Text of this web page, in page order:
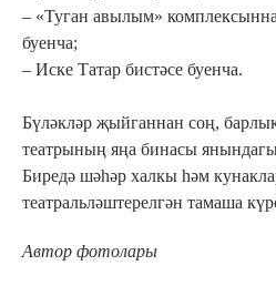
– «Туган авылым»
буенча;
– Иске Татар бистәсе буенча.
Бүләкләр җыйганнан соң,
театрының яңа бинасы
Биредә шәһәр халкы һәм
театральләштерелгән тамаша
Автор фотолары